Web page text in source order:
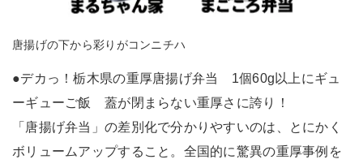
唐揚げの下から彩りがコンニチハ
●デカっ！栃木県の重厚唐揚げ弁当 1個60g以上にギュ
ーギューご飯 蓋が閉まらない重厚さに誇り！
「唐揚げ弁当」の差別化で分かりやすいのは、とにかく
ボリュームアップすること。全国的に驚異の重厚事例を